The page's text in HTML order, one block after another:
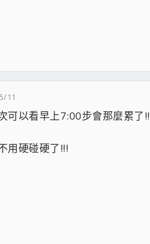
11
可以看早上7:00步會那麼累了!!
用硬碰硬了!!!